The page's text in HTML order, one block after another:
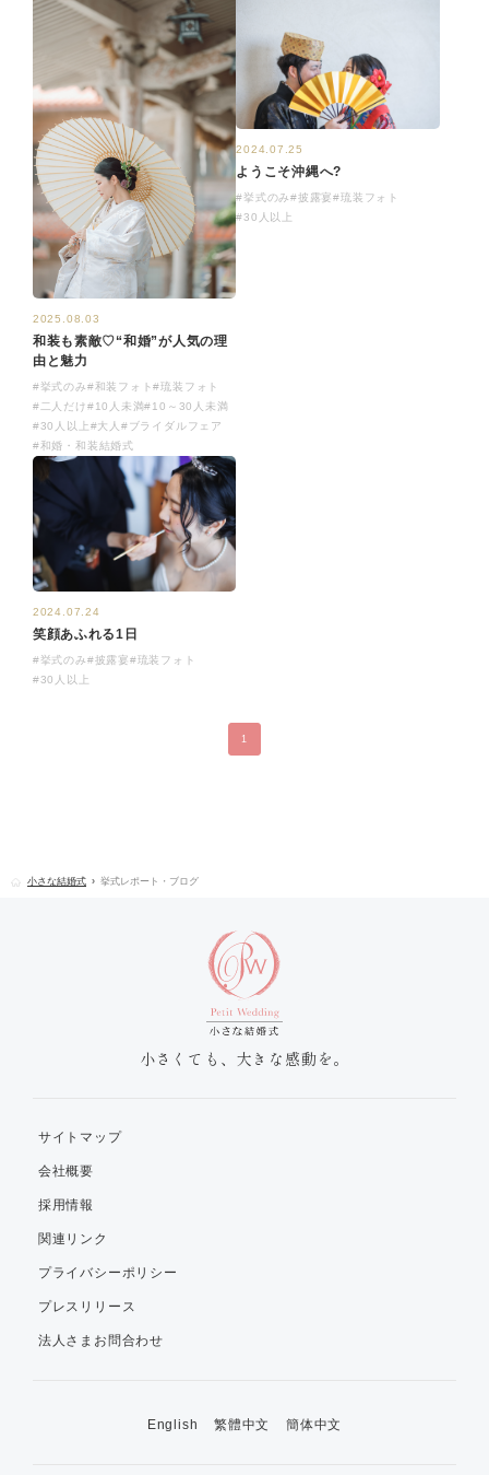
2025.08.03
和装も素敵♡“和婚”が人気の理
由と魅力
#挙式のみ#和装フォト#琉装フォト
#二人だけ#10人未満#10～30人未満
#30人以上#大人 #ブライダルフェア
#和婚・和装結婚式
2024.07.25
ようこそ沖縄へ?
#挙式のみ#披露宴#琉装フォト
#30人以上
2024.07.24
笑顔あふれる1日
#挙式のみ#披露宴#琉装フォト
#30人以上
1
小さな結婚式 挙式レポート・ブログ
小さくても、大きな感動を。
サイトマップ
会社概要
採用情報
関連リンク
プライバシーポリシー
プレスリリース
法人さまお問合わせ
English 繁體中文 簡体中文